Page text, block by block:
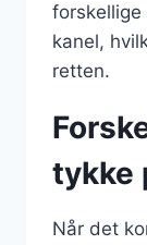
forskellige
kanel,
retten.
tykke
Når det